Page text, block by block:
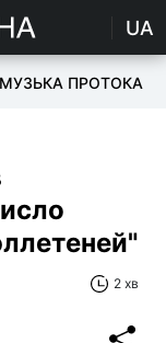
UA
ПРОТОКА
2 хв